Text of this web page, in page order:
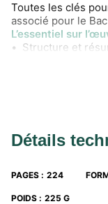
Toutes les clés
associé pour le
L’essentiel sur
• Structure et
• Genèse et
couleurs analysés)
mes yeux ».
• Analyse du
Détails
PAGES : 224
POIDS : 225 G